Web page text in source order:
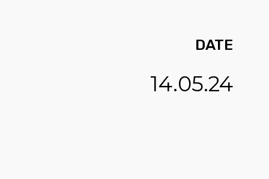
DATE
14.05.24